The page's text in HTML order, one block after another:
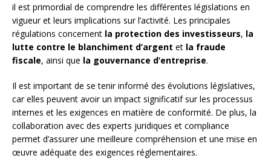
il est primordial de comprendre les différentes législations en
vigueur et leurs implications sur l’activité. Les principales
régulations concernent la protection des investisseurs, la
lutte contre le blanchiment d’argent et la fraude
fiscale, ainsi que la gouvernance d’entreprise.
Il est important de se tenir informé des évolutions législatives,
car elles peuvent avoir un impact significatif sur les processus
internes et les exigences en matière de conformité. De plus, la
collaboration avec des experts juridiques et compliance
permet d’assurer une meilleure compréhension et une mise en
œuvre adéquate des exigences réglementaires.